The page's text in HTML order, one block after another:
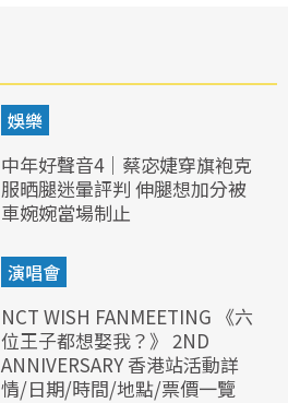
娛樂
中年好聲音4｜蔡宓婕穿旗袍克
服晒腿迷暈評判 伸腿想加分被
車婉婉當場制止
演唱會
NCT WISH FANMEETING 《六
位王子都想娶我？》 2ND
ANNIVERSARY 香港站活動詳
情/日期/時間/地點/票價一覽